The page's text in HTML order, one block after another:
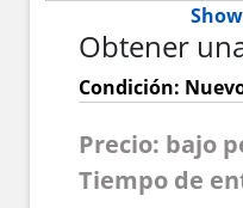
Obtener
Condición:
Precio: bajo
Tiempo de